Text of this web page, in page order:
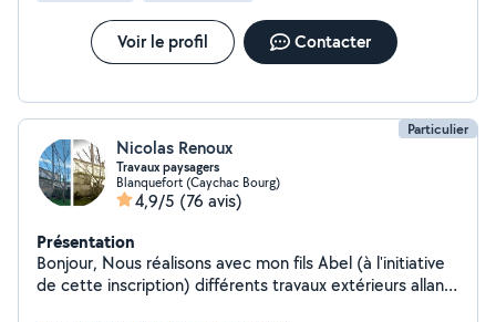
Voir le profil Contacter
Particulier
Nicolas Renoux
Travaux paysagers
Blanquefort (Caychac Bourg)
4,9/5 (76 avis)
Présentation
Bonjour, Nous réalisons avec mon fils Abel (à l'initiative
de cette inscription) différents travaux extérieurs allant